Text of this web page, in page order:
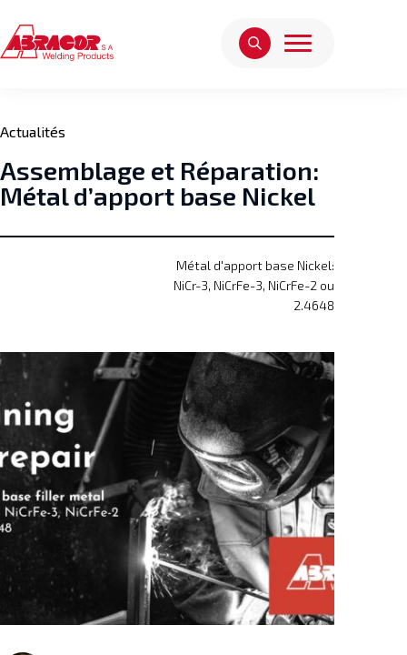
Actualités
Assemblage et Réparation:
Métal d’apport base Nickel
Métal d'apport base Nickel:
NiCr-3, NiCrFe-3, NiCrFe-2 ou
2.4648